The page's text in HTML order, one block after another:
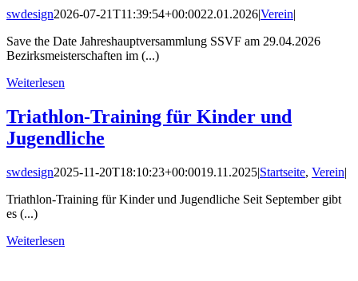
swdesign2026-07-21T11:39:54+00:0022.01.2026|Verein|
Save the Date Jahreshauptversammlung SSVF am 29.04.2026
Bezirksmeisterschaften im (...)
Weiterlesen
Triathlon-Training für Kinder und
Jugendliche
swdesign2025-11-20T18:10:23+00:0019.11.2025|Startseite, Verein|
Triathlon-Training für Kinder und Jugendliche Seit September gibt
es (...)
Weiterlesen